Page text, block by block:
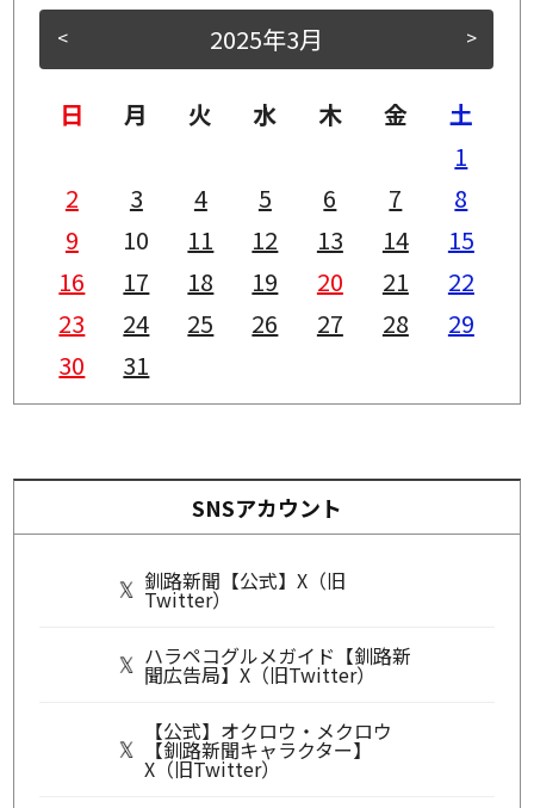
< >
2025年3月
日 月 火 水 木 金
土
1
2
3 4 5 6 7
8
9
10 11 12 13 14
15
16
17 18 19 20 21
22
23
24 25 26 27 28
29
30
31
SNSアカウント
釧路新聞【公式】X（旧
Twitter）
ハラペコグルメガイド【釧路新
聞広告局】X（旧Twitter）
【公式】オクロウ・メクロウ
【釧路新聞キャラクター】
X（旧Twitter）